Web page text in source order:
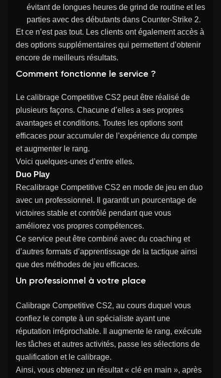
évitant de longues heures de grind de routine et les
parties avec des débutants dans Counter-Strike 2.
Et ce n’est pas tout. Les clients ont également accès à
des options supplémentaires qui permettent d’obtenir
encore de meilleurs résultats.
Comment fonctionne le service ?
Le calibrage Competitive CS2 peut être réalisé de
plusieurs façons. Chacune d’elles a ses propres
avantages et conditions. Toutes les options sont
efficaces pour accumuler de l’expérience du compte
et augmenter le rang.
Voici quelques-unes d’entre elles.
Duo Play
Recalibrage Competitive CS2 en mode de jeu en duo
avec un professionnel. Il garantit un pourcentage de
victoires stable et contrôlé pendant que vous
améliorez vos propres compétences.
Ce service peut être combiné avec du coaching et
d’autres formats d’apprentissage de la tactique ainsi
que des méthodes de jeu efficaces.
Un professionnel à votre place
Calibrage Competitive CS2, au cours duquel vous
confiez le compte à un spécialiste ayant une
réputation irréprochable. Il augmente le rang, exécute
les tâches et autres activités, passe les sélections de
qualification et le calibrage.
Ainsi, vous obtenez un résultat « clé en main », après